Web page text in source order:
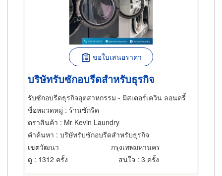
ขอใบเสนอราคา
บริษัทรับซักอบรีดสำหรับธุรกิจ
รับซักอบรีดธุรกิจอุตสาหกรรม - มิสเตอร์เควิน ลอนดรี้
ชื่อหมวดหมู่ : ร้านซักรีด
ตราสินค้า : Mr Kevin Laundry
คำค้นหา : บริษัทรับซักอบรีดสำหรับธุรกิจ
เขตวัฒนา
กรุงเทพมหานคร
ดู : 1312 ครั้ง สนใจ : 3 ครั้ง